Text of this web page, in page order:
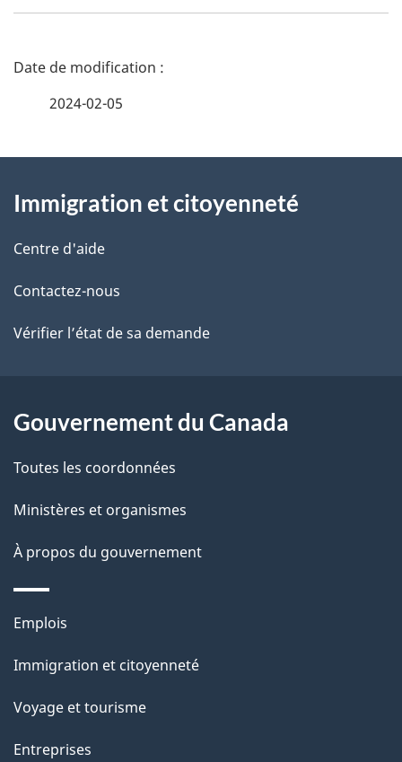
D
i
l
s
d
l
p
a
g
e
2024-02-05
propos
de
ce
site
Immigration et citoyenneté
Centre d'aide
Contactez-nous
Vérifier l’état de sa demande
Gouvernement du Canada
Toutes les coordonnées
Ministères et organismes
À propos du gouvernement
Thèmes
sujets
Emplois
Immigration et citoyenneté
Voyage et tourisme
Entreprises